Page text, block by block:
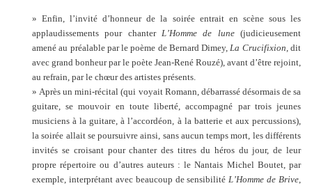
» Enfin, l’invité d’honneur de la soirée entrait en scène sous les
applaudissements pour chanter L’Homme de lune(judicieusement
amené au préalable par le poème de Bernard Dimey,La Crucifixion, dit
avec grand bonheur par le poète Jean-René Rouzé), avant d’être rejoint,
au refrain, par le chœur des artistes présents.
» Après un mini-récital (qui voyait Romann, débarrassé désormais de sa
guitare, se mouvoir en toute liberté, accompagné par trois jeunes
musiciens à la guitare, à l’accordéon, à la batterie et aux percussions),
la soirée allait se poursuivre ainsi, sans aucun temps mort, les différents
invités se croisant pour chanter des titres du héros du jour, de leur
propre répertoire ou d’autres auteurs : le Nantais Michel Boutet, par
exemple, interprétant avec beaucoup de sensibilitéL’Homme de Brive,